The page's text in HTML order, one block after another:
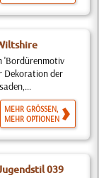
'Bordürenmotiv
Dekoration der
MEHR GRÖSSEN,
MEHR OPTIONEN
039